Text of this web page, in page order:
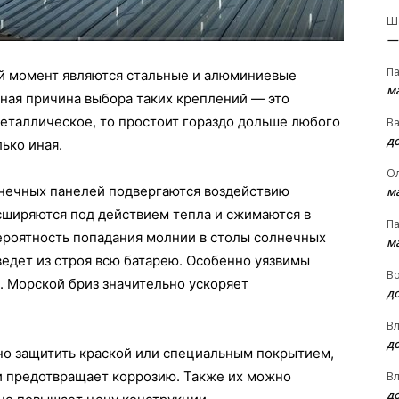
являются стальные и алюминиевые
причина выбора таких креплений — это
то простоит гораздо дольше любого
иная.
панелей подвергаются воздействию
под действием тепла и сжимаются в
попадания молнии в столы солнечных
из строя всю батарею. Особенно уязвимы
бриз значительно ускоряет
защитить краской или специальным покрытием,
предотвращает коррозию. Также их можно
—